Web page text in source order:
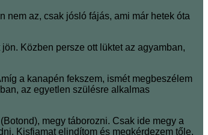
nem az, csak jósló fájás, ami már hetek óta
Közben persze ott lüktet az agyamban,
a kanapén fekszem, ismét megbeszélem
az egyetlen szülésre alkalmas
megy táborozni. Csak ide megy a
Kisfiamat elindítom és megkérdezem tőle,